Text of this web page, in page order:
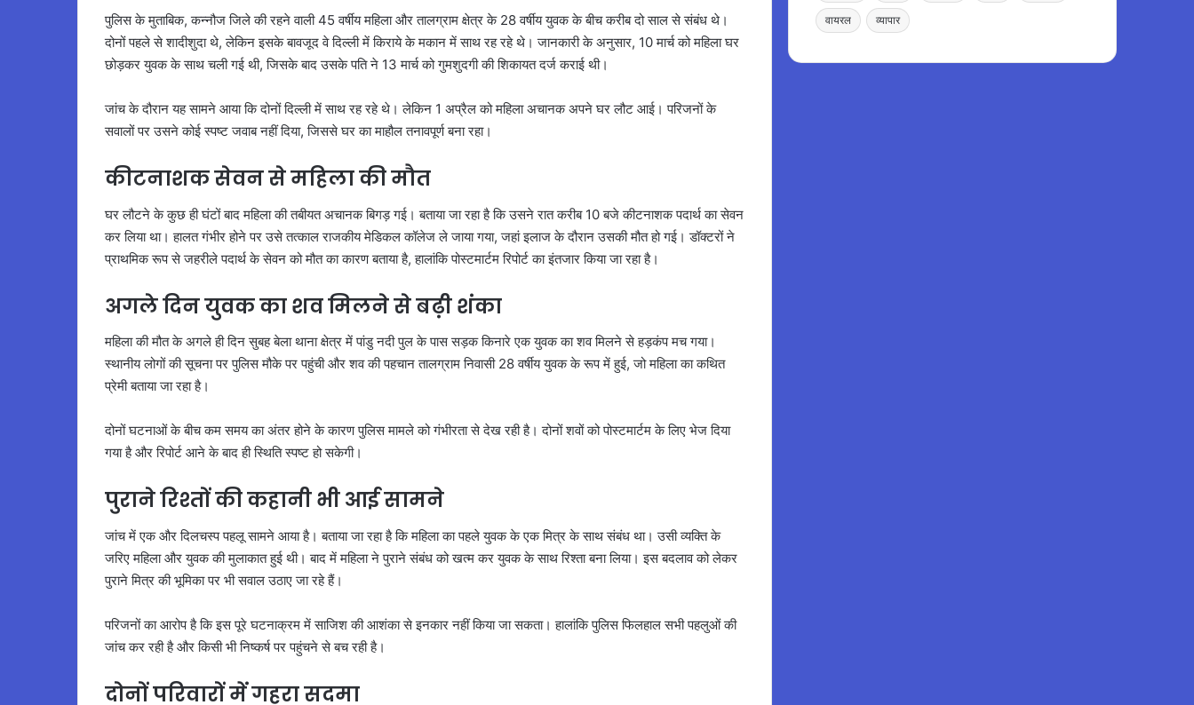
पुलिस के मुताबिक, कन्नौज जिले की रहने वाली 45 वर्षीय महिला और तालग्राम क्षेत्र के 28 वर्षीय युवक के बीच करीब दो साल से संबंध थे।
दोनों पहले से शादीशुदा थे, लेकिन इसके बावजूद वे दिल्ली में किराये के मकान में साथ रह रहे थे। जानकारी के अनुसार, 10 मार्च को महिला घर
छोड़कर युवक के साथ चली गई थी, जिसके बाद उसके पति ने 13 मार्च को गुमशुदगी की शिकायत दर्ज कराई थी।
जांच के दौरान यह सामने आया कि दोनों दिल्ली में साथ रह रहे थे। लेकिन 1 अप्रैल को महिला अचानक अपने घर लौट आई। परिजनों के
सवालों पर उसने कोई स्पष्ट जवाब नहीं दिया, जिससे घर का माहौल तनावपूर्ण बना रहा।
कीटनाशक सेवन से महिला की मौत
घर लौटने के कुछ ही घंटों बाद महिला की तबीयत अचानक बिगड़ गई। बताया जा रहा है कि उसने रात करीब 10 बजे कीटनाशक पदार्थ का सेवन
कर लिया था। हालत गंभीर होने पर उसे तत्काल राजकीय मेडिकल कॉलेज ले जाया गया, जहां इलाज के दौरान उसकी मौत हो गई। डॉक्टरों ने
प्राथमिक रूप से जहरीले पदार्थ के सेवन को मौत का कारण बताया है, हालांकि पोस्टमार्टम रिपोर्ट का इंतजार किया जा रहा है।
अगले दिन युवक का शव मिलने से बढ़ी शंका
महिला की मौत के अगले ही दिन सुबह बेला थाना क्षेत्र में पांडु नदी पुल के पास सड़क किनारे एक युवक का शव मिलने से हड़कंप मच गया।
स्थानीय लोगों की सूचना पर पुलिस मौके पर पहुंची और शव की पहचान तालग्राम निवासी 28 वर्षीय युवक के रूप में हुई, जो महिला का कथित
प्रेमी बताया जा रहा है।
दोनों घटनाओं के बीच कम समय का अंतर होने के कारण पुलिस मामले को गंभीरता से देख रही है। दोनों शवों को पोस्टमार्टम के लिए भेज दिया
गया है और रिपोर्ट आने के बाद ही स्थिति स्पष्ट हो सकेगी।
पुराने रिश्तों की कहानी भी आई सामने
जांच में एक और दिलचस्प पहलू सामने आया है। बताया जा रहा है कि महिला का पहले युवक के एक मित्र के साथ संबंध था। उसी व्यक्ति के
जरिए महिला और युवक की मुलाकात हुई थी। बाद में महिला ने पुराने संबंध को खत्म कर युवक के साथ रिश्ता बना लिया। इस बदलाव को लेकर
पुराने मित्र की भूमिका पर भी सवाल उठाए जा रहे हैं।
परिजनों का आरोप है कि इस पूरे घटनाक्रम में साजिश की आशंका से इनकार नहीं किया जा सकता। हालांकि पुलिस फिलहाल सभी पहलुओं की
जांच कर रही है और किसी भी निष्कर्ष पर पहुंचने से बच रही है।
दोनों परिवारों में गहरा सदमा
वायरल व्यापार